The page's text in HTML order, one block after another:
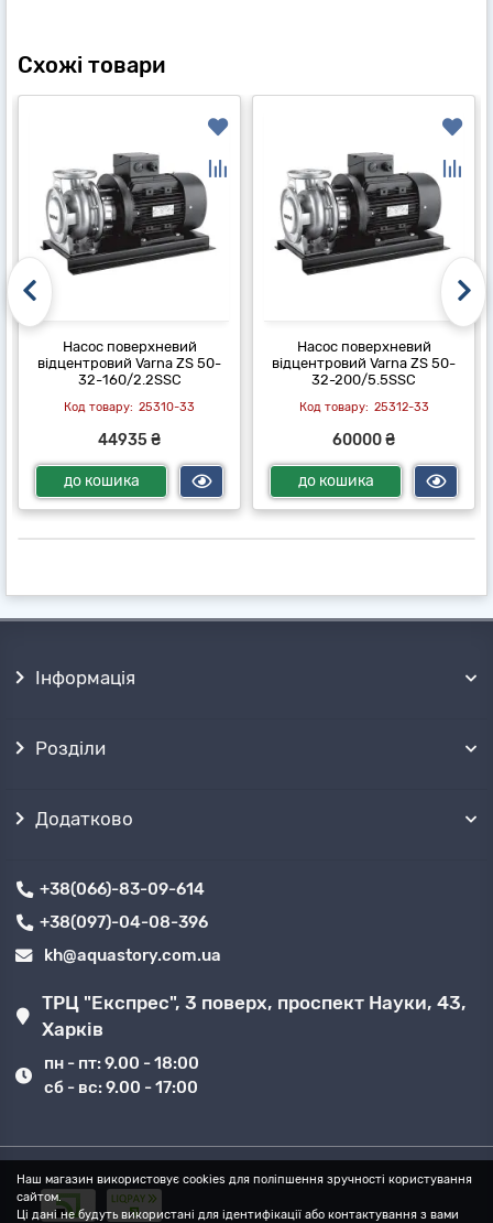
Схожі товари
Насос поверхневий
відцентровий Varna ZS 50-
32-160/2.2SSC
25310-33
44935 ₴
до кошика
Насос поверхневий
відцентровий Varna ZS 50-
32-200/5.5SSC
25312-33
60000 ₴
до кошика
Наш магазин використовує cookies для поліпшення зручності користування
сайтом.
Ці дані не будуть використані для ідентифікації або контактування з вами
Інформація
Розділи
Додатково
+38(066)-83-09-614
+38(097)-04-08-396
kh@aquastory.com.ua
ТРЦ "Експрес", 3 поверх, проспект Науки, 43,
Харків
пн - пт: 9.00 - 18:00
сб - вс: 9.00 - 17:00